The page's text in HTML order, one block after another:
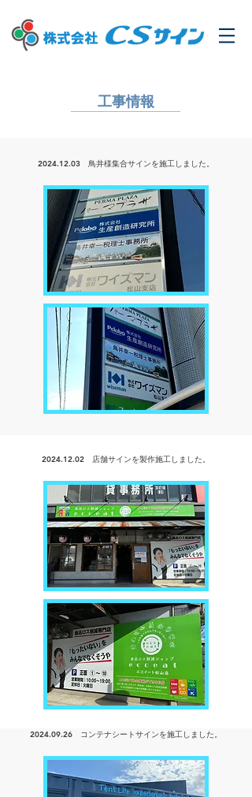
工事情報
2024.12.03 鳥井様集合サインを施工しました。
2024.12.02 店舗サインを製作施工しました。
2024.09.26 コンテナシートサインを施工しました。